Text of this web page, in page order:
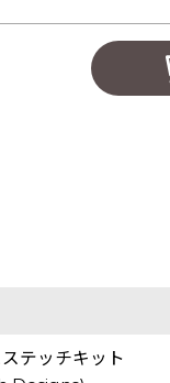
テッチキット